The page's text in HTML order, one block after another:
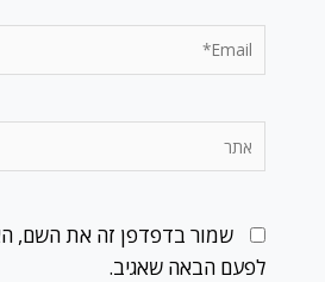
Email*
אתר
שמור בדפדפן זה את השם,
לפעם הבאה שאגיב.